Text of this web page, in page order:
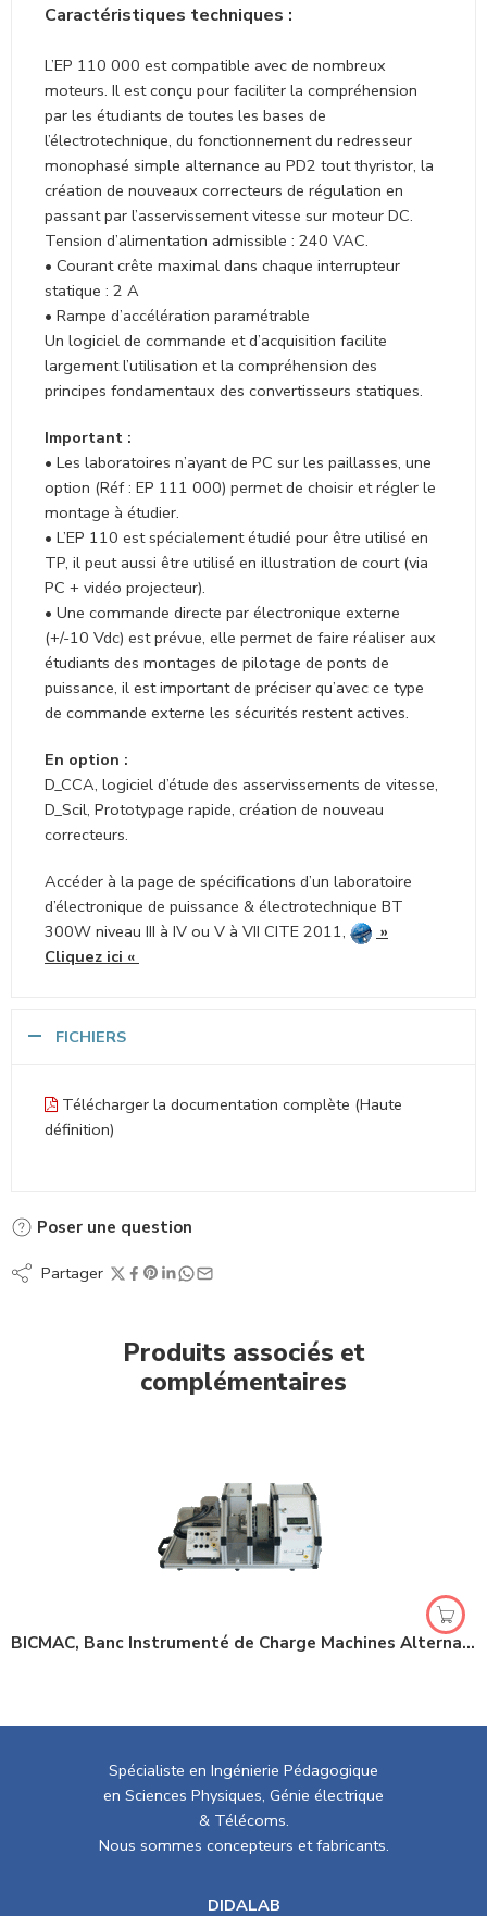
Caractéristiques techniques :
L’EP 110 000 est compatible avec de nombreux
moteurs. Il est conçu pour faciliter la compréhension
par les étudiants de toutes les bases de
l’électrotechnique, du fonctionnement du redresseur
monophasé simple alternance au PD2 tout thyristor, la
création de nouveaux correcteurs de régulation en
passant par l’asservissement vitesse sur moteur DC.
Tension d’alimentation admissible : 240 VAC.
• Courant crête maximal dans chaque interrupteur
statique : 2 A
• Rampe d’accélération paramétrable
Un logiciel de commande et d’acquisition facilite
largement l’utilisation et la compréhension des
principes fondamentaux des convertisseurs statiques.
Important :
• Les laboratoires n’ayant de PC sur les paillasses, une
option (Réf : EP 111 000) permet de choisir et régler le
montage à étudier.
• L’EP 110 est spécialement étudié pour être utilisé en
TP, il peut aussi être utilisé en illustration de court (via
PC + vidéo projecteur).
• Une commande directe par électronique externe
(+/-10 Vdc) est prévue, elle permet de faire réaliser aux
étudiants des montages de pilotage de ponts de
puissance, il est important de préciser qu’avec ce type
de commande externe les sécurités restent actives.
En option :
D_CCA, logiciel d’étude des asservissements de vitesse,
D_Scil, Prototypage rapide, création de nouveau
correcteurs.
Accéder à la page de spécifications d’un laboratoire
d’électronique de puissance & électrotechnique BT
300W niveau III à IV ou V à VII CITE 2011,
»
Cliquez ici «
FICHIERS
Télécharger la documentation complète (Haute
définition)
Poser une question
Partager
Produits associés et
complémentaires
BICMAC, Banc Instrumenté de Charge Machines Alternatives & Continues (Ref : EL310000)
Spécialiste en Ingénierie Pédagogique
en Sciences Physiques, Génie électrique
& Télécoms.
Nous sommes concepteurs et fabricants.
DIDALAB